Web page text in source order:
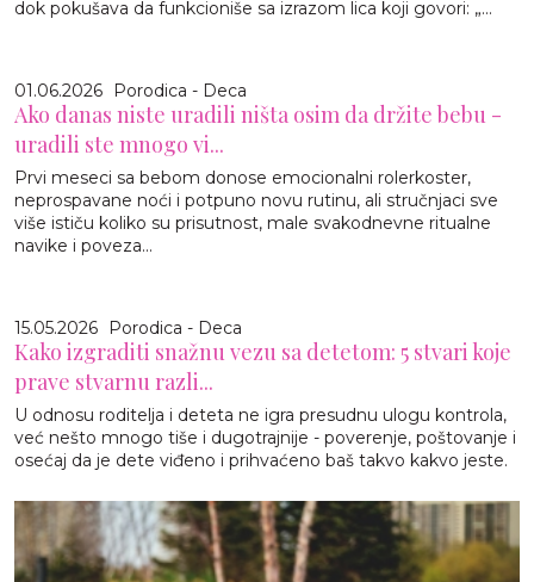
dok pokušava da funkcioniše sa izrazom lica koji govori: „...
01.06.2026 Porodica - Deca
Ako danas niste uradili ništa osim da držite bebu -
uradili ste mnogo vi...
Prvi meseci sa bebom donose emocionalni rolerkoster,
neprospavane noći i potpuno novu rutinu, ali stručnjaci sve
više ističu koliko su prisutnost, male svakodnevne ritualne
navike i poveza...
15.05.2026 Porodica - Deca
Kako izgraditi snažnu vezu sa detetom: 5 stvari koje
prave stvarnu razli...
U odnosu roditelja i deteta ne igra presudnu ulogu kontrola,
već nešto mnogo tiše i dugotrajnije - poverenje, poštovanje i
osećaj da je dete viđeno i prihvaćeno baš takvo kakvo jeste.